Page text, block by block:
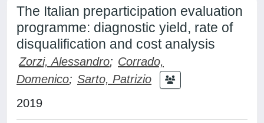
The Italian preparticipation evaluation
programme: diagnostic yield, rate of
disqualification and cost analysis
Zorzi, Alessandro; Corrado,
Domenico; Sarto, Patrizio
2019